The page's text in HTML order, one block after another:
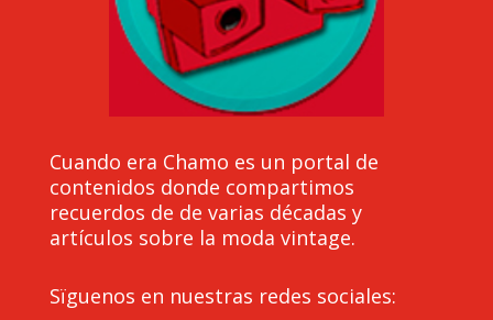
Cuando era Chamo es un portal de
contenidos donde compartimos
recuerdos de de varias décadas y
artículos sobre la moda vintage.
Sïguenos en nuestras redes sociales: